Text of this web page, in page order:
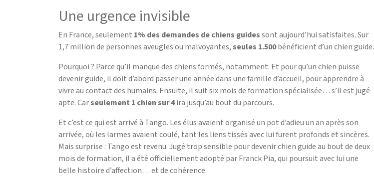
Une urgence invisible
En France, seulement 1% des demandes de chiens guidessont aujourd’hui satisfaites. Sur
1,7 million de personnes aveugles ou malvoyantes,seules 1.500bénéficient d’un chien guide.
Pourquoi ? Parce qu’il manque des chiens formés, notamment. Et pour qu’un chien puisse
devenir guide, il doit d’abord passer une année dans une famille d’accueil, pour apprendre à
vivre au contact des humains. Ensuite, il suit six mois de formation spécialisée… s’il est jugé
apte. Carseulement 1 chien sur 4ira jusqu’au bout du parcours.
Et c’est ce qui est arrivé à Tango. Les élus avaient organisé un pot d’adieu un an après son
arrivée, où les larmes avaient coulé, tant les liens tissés avec lui furent profonds et sincères.
Mais surprise : Tango est revenu. Jugé trop sensible pour devenir chien guide au bout de deux
mois de formation, il a été officiellement adopté par Franck Pia, qui poursuit avec lui une
belle histoire d’affection… et de cohérence.